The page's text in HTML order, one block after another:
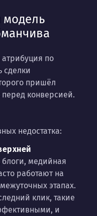
модель
по
сделки
пришёл
перед конверсией.
недостатка:
медийная
работают на
этапах.
клик, такие
и